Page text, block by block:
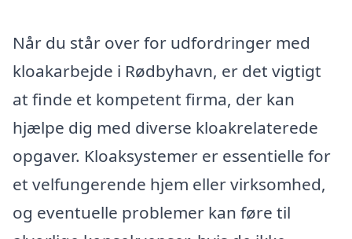
Når du står over for udfordringer med
kloakarbejde i Rødbyhavn, er det vigtigt
at finde et kompetent firma, der kan
hjælpe dig med diverse kloakrelaterede
opgaver. Kloaksystemer er essentielle for
et velfungerende hjem eller virksomhed,
og eventuelle problemer kan føre til